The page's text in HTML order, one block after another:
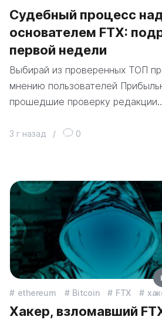
Судебный процесс
основателем FTX:
первой недели
Выбирай из проверенных ТОП
мнению пользователей
прошедшие проверку
3 г назад / 0
ethereum Bitcoin FTX
Хакер, взломавший